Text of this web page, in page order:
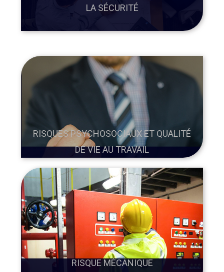
LA SÉCURITÉ
RISQUES PSYCHOSOCIAUX ET QUALITÉ
DE VIE AU TRAVAIL
RISQUE MÉCANIQUE